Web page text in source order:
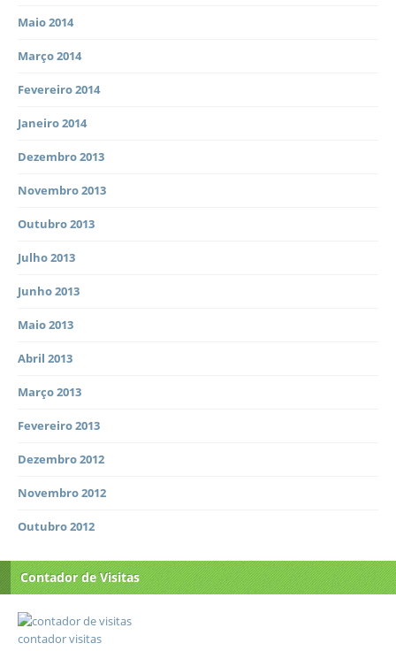
Maio 2014
Março 2014
Fevereiro 2014
Janeiro 2014
Dezembro 2013
Novembro 2013
Outubro 2013
Julho 2013
Junho 2013
Maio 2013
Abril 2013
Março 2013
Fevereiro 2013
Dezembro 2012
Novembro 2012
Outubro 2012
Contador de Visitas
contador visitas